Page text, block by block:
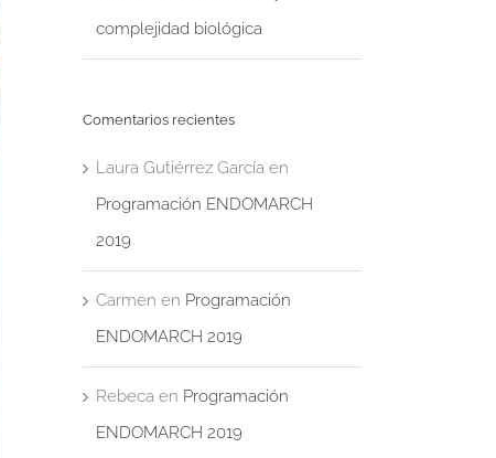
complejidad biológica
Comentarios recientes
Laura Gutiérrez García en
Programación ENDOMARCH
2019
Carmen en Programación
ENDOMARCH 2019
Rebeca en Programación
ENDOMARCH 2019